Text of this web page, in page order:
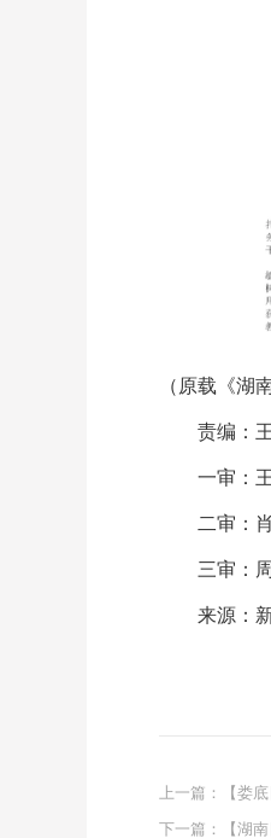
（原载《湖
责编：
一审：
二审：
三审：
来源：
上一篇：
【娄
下一篇：
【湖